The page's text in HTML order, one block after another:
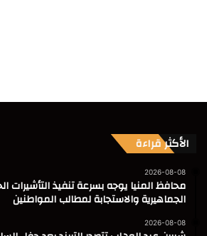
الأكثر قراءة
2026-08-08
محافظ المنيا يوجه بسرعة تنفيذ التأشيرات
الجماهيرية والاستجابة لمطالب المواطنين
2026-08-08